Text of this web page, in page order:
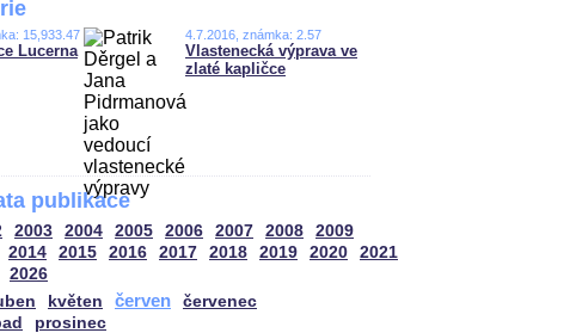
15,933.47
Lucerna
4.7.2016, známka: 2.57
Vlastenecká výprava ve
zlaté kapličce
publikace
2003 2004 2005 2006 2007 2008
2009
2014 2015 2016 2017 2018 2019 2020
2021
2026
květen červen
červenec
prosinec